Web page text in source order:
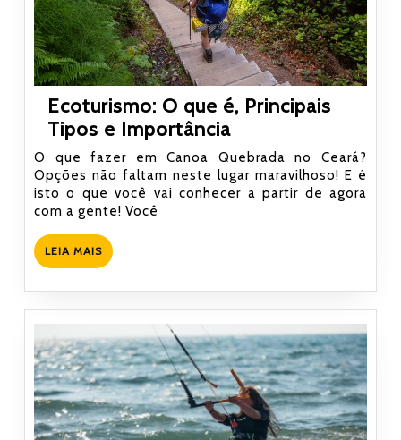
Ecoturismo: O que é, Principais
Tipos e ImportânciaEcoturismo:
O
que
é,
Importância
O que fazer em Canoa Quebrada no Ceará?
Opções não faltam neste lugar maravilhoso! E é
isto o que você vai conhecer a partir de agora
com a gente! Você
LEIA MAISLEIA
MAIS